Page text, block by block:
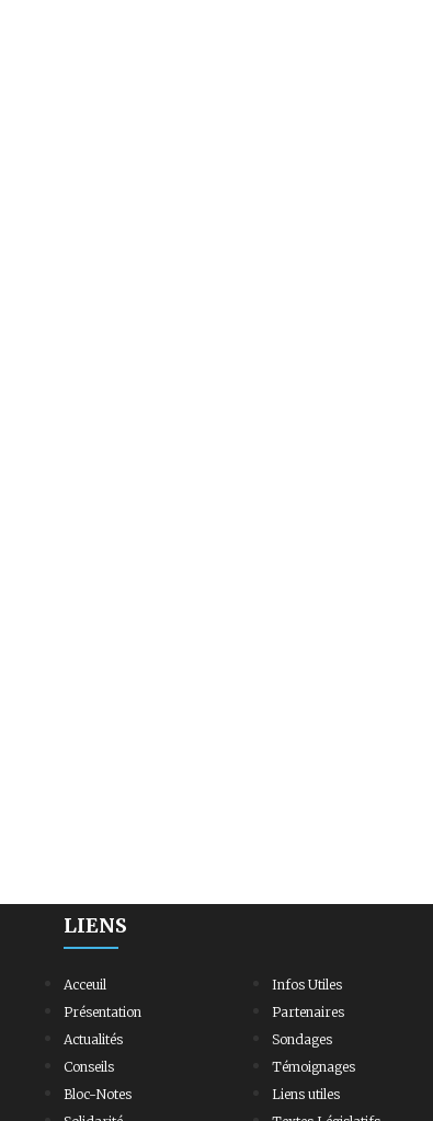
LIENS
Acceuil
Présentation
Actualités
Conseils
Bloc-Notes
Infos Utiles
Partenaires
Sondages
Témoignages
Liens utiles